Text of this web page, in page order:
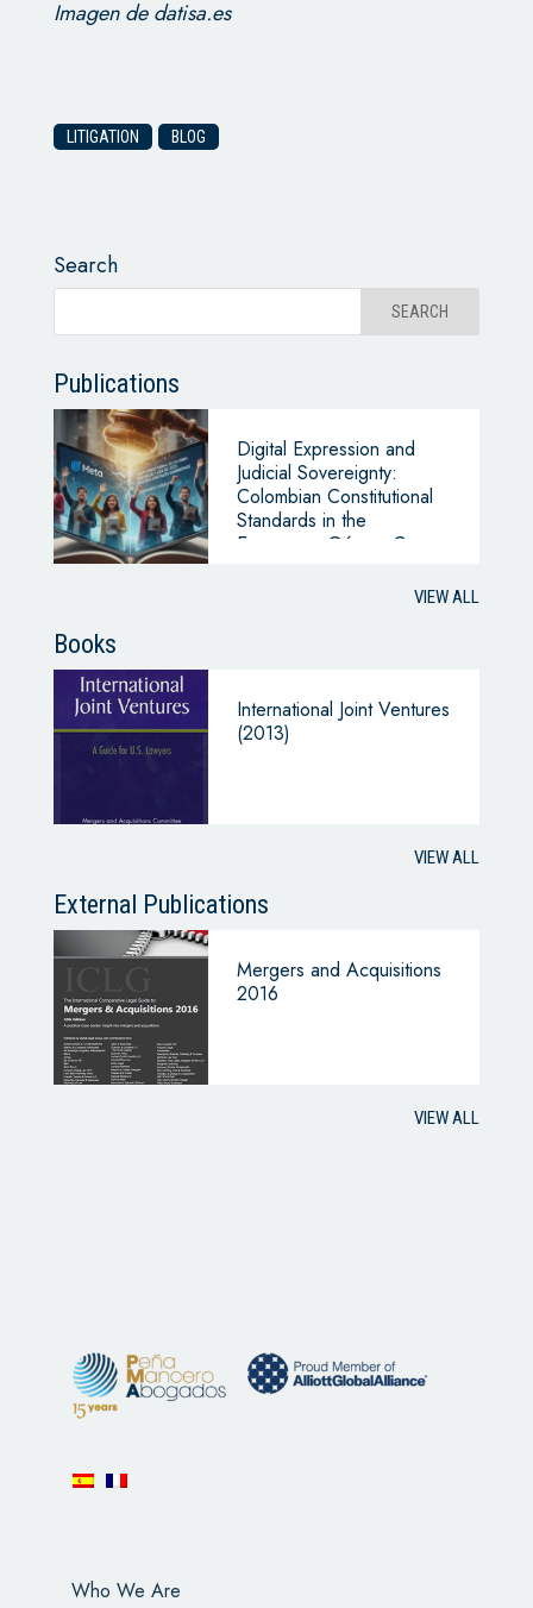
Imagen de datisa.es
LITIGATION BLOG
Search
Publications
Digital Expression and
Judicial Sovereignty:
Colombian Constitutional
Standards in the
Esperanza Gómez Case
VIEW ALL
Books
International Joint Ventures
(2013)
VIEW ALL
External Publications
Mergers and Acquisitions
2016
VIEW ALL
Who We Are